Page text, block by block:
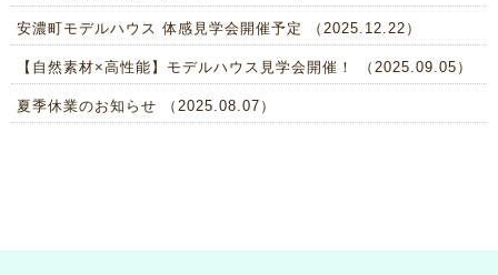
安濃町モデルハウス 体感見学会開催予定 （2025.12.22）
【自然素材×高性能】モデルハウス見学会開催！ （2025.09.05）
夏季休業のお知らせ （2025.08.07）